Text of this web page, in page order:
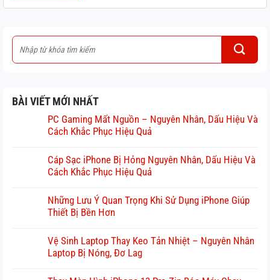
BÀI VIẾT MỚI NHẤT
PC Gaming Mất Nguồn – Nguyên Nhân, Dấu Hiệu Và
Cách Khắc Phục Hiệu Quả
Cáp Sạc iPhone Bị Hỏng Nguyên Nhân, Dấu Hiệu Và
Cách Khắc Phục Hiệu Quả
Những Lưu Ý Quan Trọng Khi Sử Dụng iPhone Giúp
Thiết Bị Bền Hơn
Vệ Sinh Laptop Thay Keo Tản Nhiệt – Nguyên Nhân
Laptop Bị Nóng, Đơ Lag